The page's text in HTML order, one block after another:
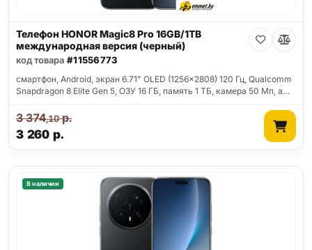
Телефон HONOR Magic8 Pro 16GB/1TB
международная версия (черный)
код товара #11556773
смартфон, Android, экран 6.71" OLED (1256x2808) 120 Гц, Qualcomm
Snapdragon 8 Elite Gen 5, ОЗУ 16 ГБ, память 1 ТБ, камера 50 Мп, а…
3 260 р.
3 374,10р.
В наличии